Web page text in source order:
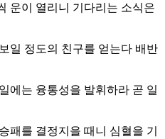
운이 열리니 기다리는 소식은
일 정도의 친구를 얻는다 배반
에는 융통성을 발휘하라 곧 일
패를 결정지을 때니 심혈을 기